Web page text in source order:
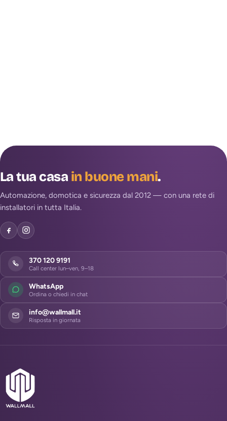
La tua casain buone mani.
Automazione, domotica e sicurezza dal 2012 — con una rete di
installatori in tutta Italia.
370 120 9191
Call center lun–ven, 9–18
WhatsApp
Ordina o chiedi in chat
info@wallmall.it
Risposta in giornata